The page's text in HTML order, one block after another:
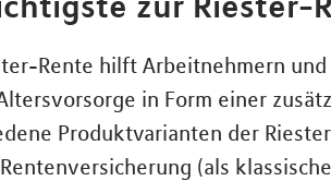
Rente hilft Arbeitnehmern
in Form einer
Produktvarianten der
(als